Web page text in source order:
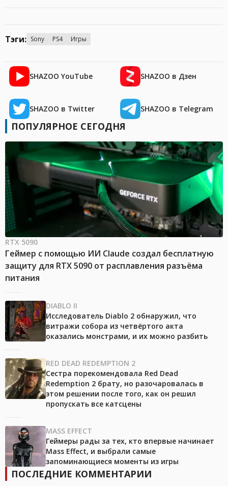
Тэги: Sony PS4 Игры
SHAZOO YouTube SHAZOO в Дзен
SHAZOO в Twitter SHAZOO в Telegram
ПОПУЛЯРНОЕ СЕГОДНЯ
RTX 5090
Геймер с помощью ИИ Claude создал бесплатную
защиту для RTX 5090 от расплавления разъёма
питания
DIABLO II
Исследователь Diablo 2 обнаружил, что
витражи собора из четвёртого акта
оказались монстрами, и их можно разбить
RED DEAD REDEMPTION 2
Сестра порекомендовала Red Dead
Redemption 2 брату, но разочаровалась в
этом решении после того, как он решил
пропускать все катсцены
MASS EFFECT
Геймеры рады за тех, кто впервые начинает
Mass Effect, и выбрали самые
запоминающиеся моменты из игры
ПОСЛЕДНИЕ КОММЕНТАРИИ